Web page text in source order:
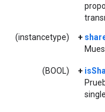
(instancetype) +
(BOOL) +